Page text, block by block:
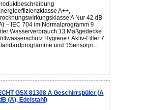
A++,
A Nur 42 dB
– IEC 704 im Normalprogramm 9
Wasserverbrauch 13 Maßgedecke
Hygiene+ Aktiv-Filter 7
und 1Sensorpr...
GSX 81308 A Geschirrspüler (A
(A), Edelstahl)